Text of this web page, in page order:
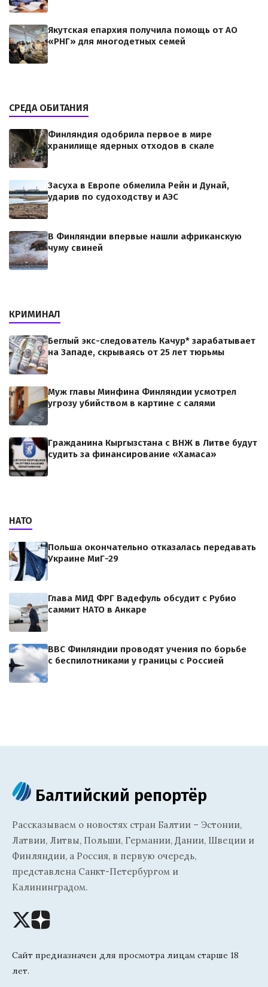
Якутская епархия получила помощь от АО
«РНГ» для многодетных семей
СРЕДА ОБИТАНИЯ
Финляндия одобрила первое в мире
хранилище ядерных отходов в скале
Засуха в Европе обмелила Рейн и Дунай,
ударив по судоходству и АЭС
В Финляндии впервые нашли африканскую
чуму свиней
КРИМИНАЛ
Беглый экс-следователь Качур* зарабатывает
на Западе, скрываясь от 25 лет тюрьмы
Муж главы Минфина Финляндии усмотрел
угрозу убийством в картине с салями
Гражданина Кыргызстана с ВНЖ в Литве будут
судить за финансирование «Хамаса»
НАТО
Польша окончательно отказалась передавать
Украине МиГ-29
Глава МИД ФРГ Вадефуль обсудит с Рубио
саммит НАТО в Анкаре
ВВС Финляндии проводят учения по борьбе
с беспилотниками у границы с Россией
Балтийский репортёр
Рассказываем о новостях стран Балтии – Эстонии,
Латвии, Литвы, Польши, Германии, Дании, Швеции и
Финляндии, а Россия, в первую очередь,
представлена Санкт-Петербургом и
Калининградом.
Сайт предназначен для просмотра лицам старше 18
лет.